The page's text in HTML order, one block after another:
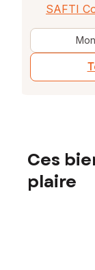
SAFTI
Ces
plaire